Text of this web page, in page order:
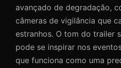
avançado de degradação,
câmeras de vigilância que
estranhos. O tom do trailer
pode se inspirar nos
que funciona como uma